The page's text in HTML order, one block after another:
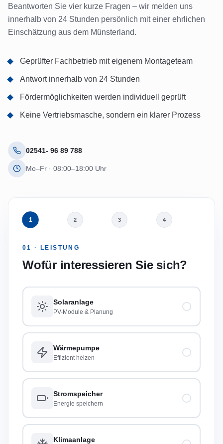
Beantworten Sie vier kurze Fragen – wir melden uns
innerhalb von 24 Stunden persönlich mit einer ehrlichen
Einschätzung aus dem Münsterland.
Geprüfter Fachbetrieb mit eigenem Montageteam
Antwort innerhalb von 24 Stunden
Fördermöglichkeiten werden individuell geprüft
Keine Vertriebsmasche, sondern ein klarer Prozess
02541- 96 89 788
Mo–Fr · 08:00–18:00 Uhr
1 2 3 4
01 · LEISTUNG
Wofür interessieren Sie sich?
Solaranlage
PV-Module & Planung
Wärmepumpe
Effizient heizen
Stromspeicher
Energie speichern
Klimaanlage